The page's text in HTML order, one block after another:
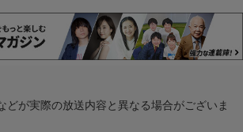
どが実際の放送内容と異なる場合がございま